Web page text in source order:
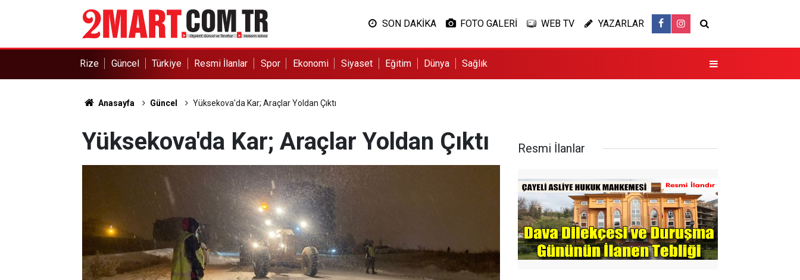
SON DAKİKA FOTO GALERİ WEB TV YAZARLAR
Rize Güncel Türkiye Resmi İlanlar Spor Ekonomi Siyaset Eğitim Dünya Sağlık
Anasayfa Güncel Yüksekova'da Kar; Araçlar Yoldan Çıktı
Yüksekova'da Kar; Araçlar Yoldan Çıktı Resmi İlanlar